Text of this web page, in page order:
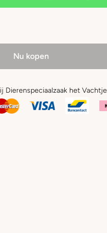
Nu kopen
Dierenspeciaalzaak het Vachtje